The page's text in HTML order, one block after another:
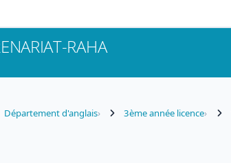
RAHA
Département d'anglais 3ème année licence